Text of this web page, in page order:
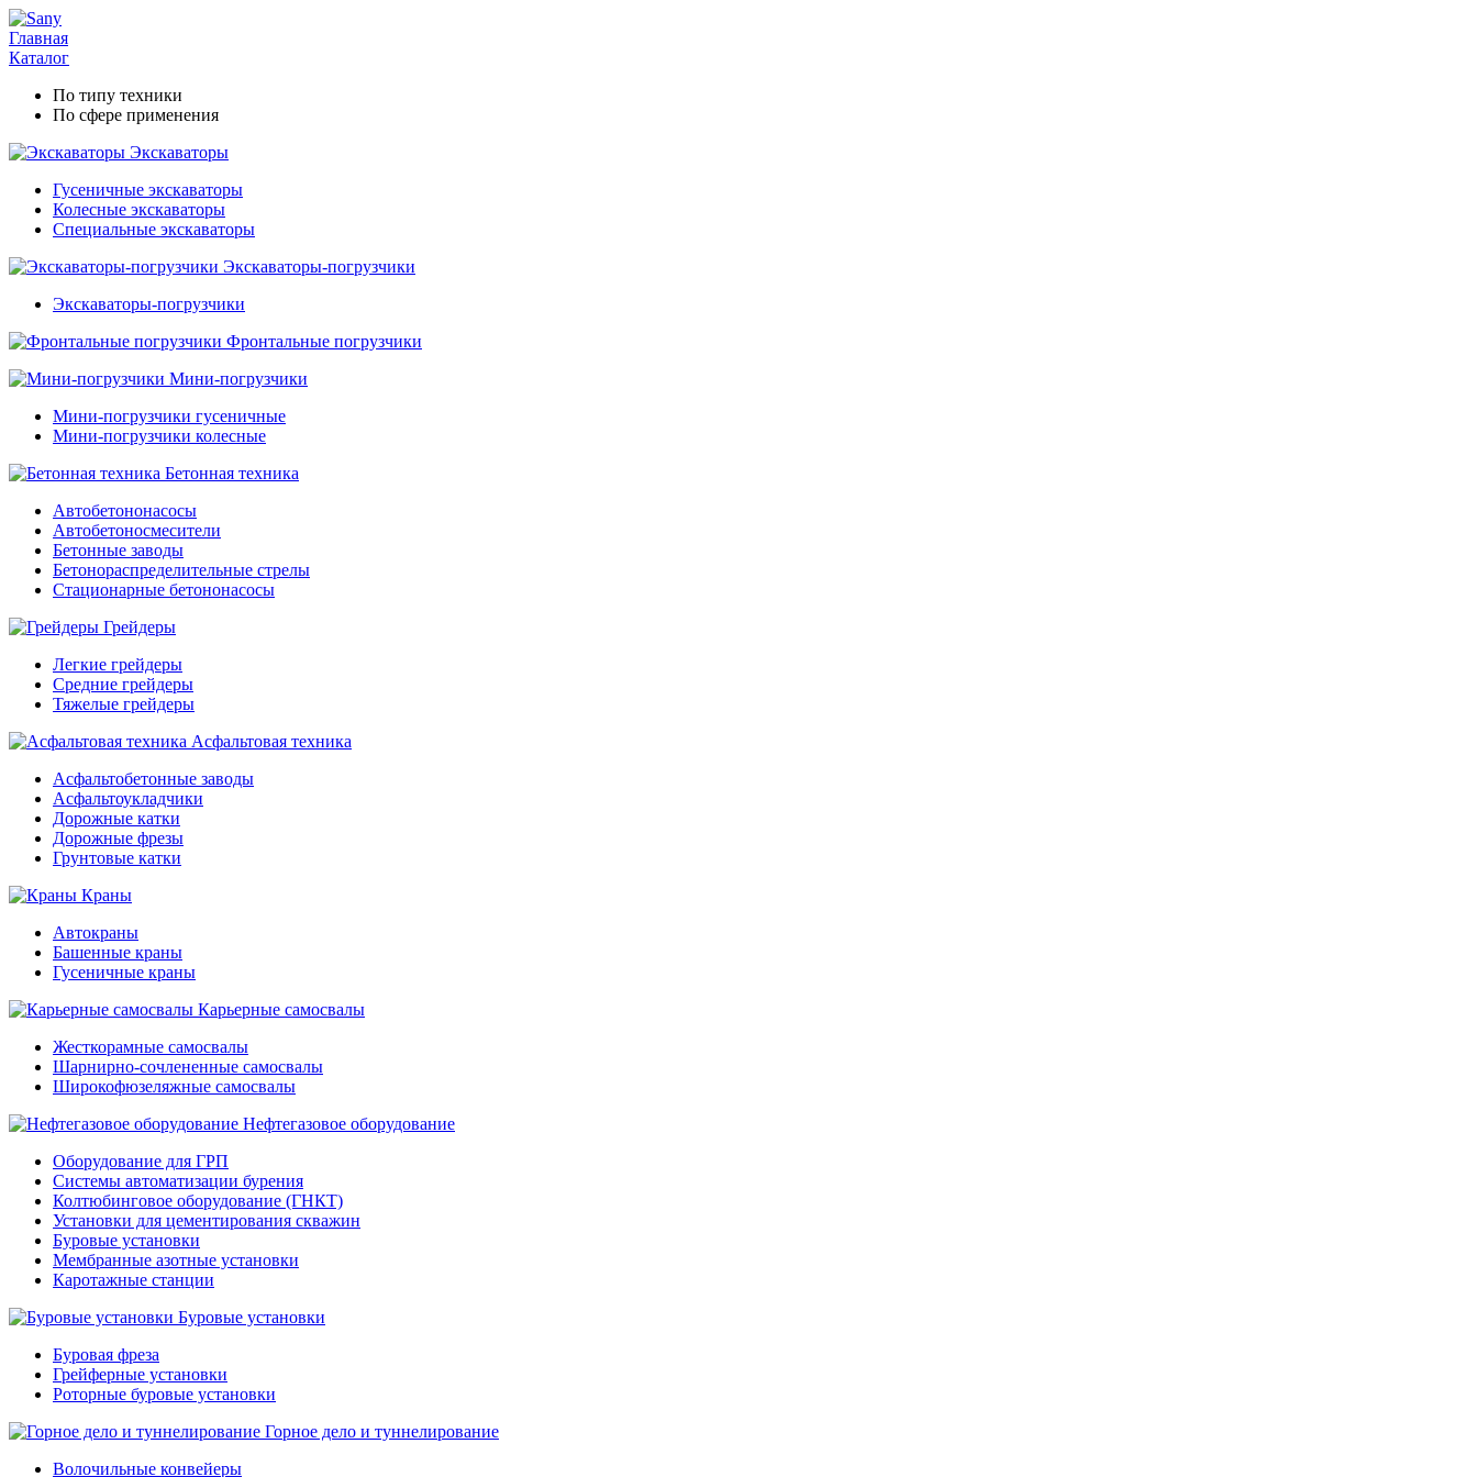
Главная
Каталог
По типу техники
По сфере применения
Экскаваторы
Гусеничные экскаваторы
Колесные экскаваторы
Специальные экскаваторы
Экскаваторы-погрузчики
Экскаваторы-погрузчики
Фронтальные погрузчики
Мини-погрузчики
Мини-погрузчики гусеничные
Мини-погрузчики колесные
Бетонная техника
Автобетононасосы
Автобетоносмесители
Бетонные заводы
Бетонораспределительные стрелы
Стационарные бетононасосы
Грейдеры
Легкие грейдеры
Средние грейдеры
Тяжелые грейдеры
Асфальтовая техника
Асфальтобетонные заводы
Асфальтоукладчики
Дорожные катки
Дорожные фрезы
Грунтовые катки
Краны
Автокраны
Башенные краны
Гусеничные краны
Карьерные самосвалы
Жесткорамные самосвалы
Шарнирно-сочлененные самосвалы
Широкофюзеляжные самосвалы
Нефтегазовое оборудование
Оборудование для ГРП
Системы автоматизации бурения
Колтюбинговое оборудование (ГНКТ)
Установки для цементирования скважин
Буровые установки
Мембранные азотные установки
Каротажные станции
Буровые установки
Буровая фреза
Грейферные установки
Роторные буровые установки
Горное дело и туннелирование
Волочильные конвейеры